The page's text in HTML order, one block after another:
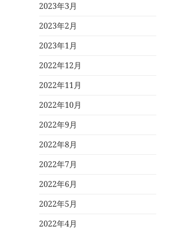
2023年3月
2023年2月
2023年1月
2022年12月
2022年11月
2022年10月
2022年9月
2022年8月
2022年7月
2022年6月
2022年5月
2022年4月